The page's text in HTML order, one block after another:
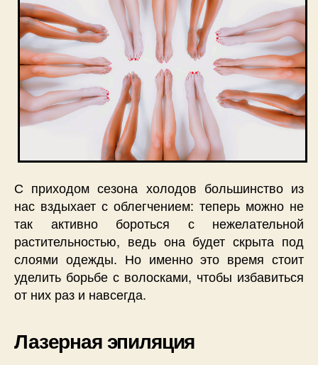
С приходом сезона холодов большинство из
нас вздыхает с облегчением: теперь можно не
так активно бороться с нежелательной
растительностью, ведь она будет скрыта под
слоями одежды. Но именно это время стоит
уделить борьбе с волосками, чтобы избавиться
от них раз и навсегда.
Лазерная эпиляция